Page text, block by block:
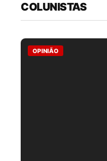
COLUNISTAS
OPINIÃO